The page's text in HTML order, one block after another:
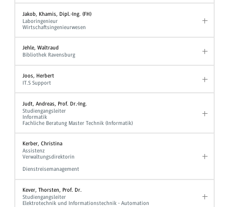
Jakob, Khamis, Dipl.-Ing. (FH)
Laboringenieur
Wirtschaftsingenieurwesen
Jehle, Waltraud
Bibliothek Ravensburg
Joos, Herbert
IT.S Support
Judt, Andreas, Prof. Dr.-Ing.
Studiengangsleiter
Informatik
Fachliche Beratung Master Technik (Informatik)
Kerber, Christina
Assistenz
Verwaltungsdirektorin
Dienstreisemanagement
Kever, Thorsten, Prof. Dr.
Studiengangsleiter
Elektrotechnik und Informationstechnik - Automation